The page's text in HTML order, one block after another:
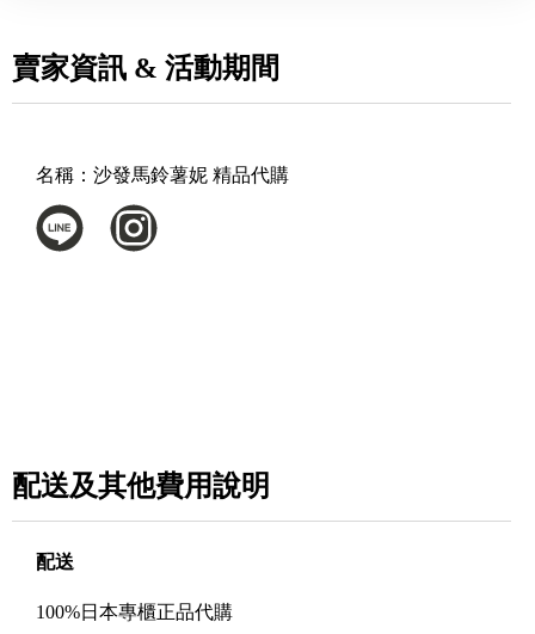
賣家資訊 & 活動期間
名稱： 沙發馬鈴薯妮 精品代購
配送及其他費用說明
配送
100%日本專櫃正品代購